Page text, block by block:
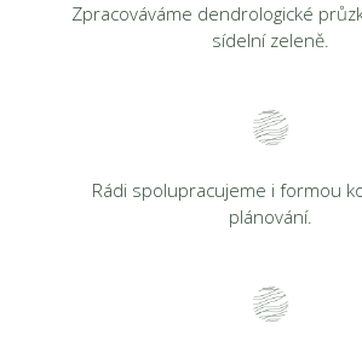
Zpracováváme dendrologické
sídelní zeleně.
Rádi spolupracujeme i formou
plánování.